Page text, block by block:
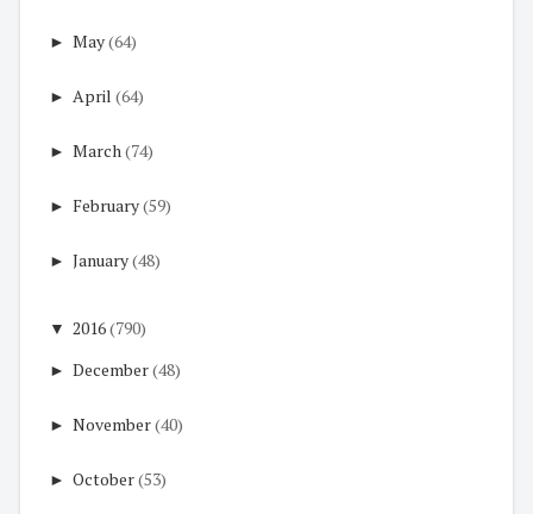
► May(64)
► April (64)
► March(74)
► February(59)
► January(48)
▼ 2016(790)
► December(48)
► November(40)
► October(53)